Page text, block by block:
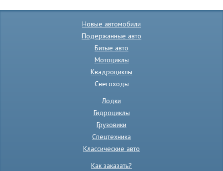
Новые автомобили
Подержанные авто
Битые авто
Мотоциклы
Квадроциклы
Снегоходы
Лодки
Гидроциклы
Грузовики
Спецтехника
Классические авто
Как заказать?